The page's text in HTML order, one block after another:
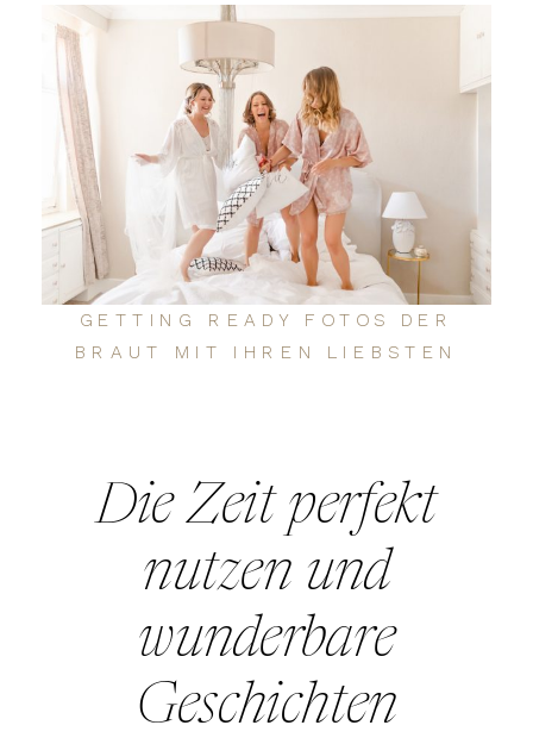
GETTING READY FOTOS DER
BRAUT MIT IHREN LIEBSTEN
Die Zeit perfekt
nutzen und
wunderbare
Geschichten